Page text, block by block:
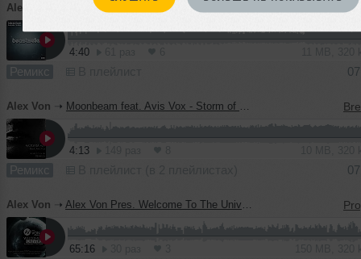
Alex Von Johnny Beast - Beastseller (Alex Von Remix)
4:40
Ремикс
Alex Von ➝ Moonbeam feat. Avis Vox - Storm of Clouds (Alex Von Remix)
4:13
Ремикс
Alex Von ➝ Alex Von Pres. Welcome To The Universe - The Attraction Of The Planets (Part I)
65:16